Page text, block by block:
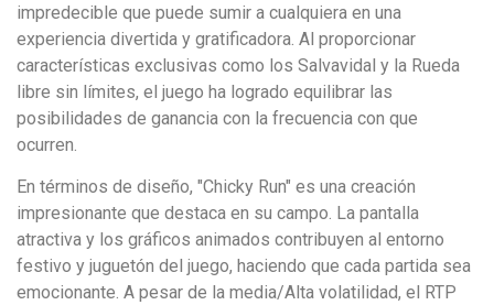
impredecible que puede sumir a cualquiera en una
experiencia divertida y gratificadora. Al proporcionar
características exclusivas como los Salvavidal y la Rueda
libre sin límites, el juego ha logrado equilibrar las
posibilidades de ganancia con la frecuencia con que
ocurren.
En términos de diseño, "Chicky Run" es una creación
impresionante que destaca en su campo. La pantalla
atractiva y los gráficos animados contribuyen al entorno
festivo y juguetón del juego, haciendo que cada partida sea
emocionante. A pesar de la media/Alta volatilidad, el RTP